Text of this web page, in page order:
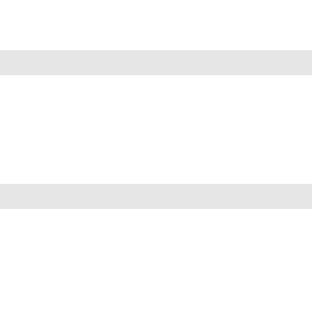
باشد به چه کسانی پیشنهاد
مجموعه‌ای بخوانید که از لحظه‌های عادی، موقعیت‌هایی
بر یک تصمیم، یک اشتباه یا یک دیدار تمرکز می‌کنند و
با حال‌وهوای هم‌زمان جذاب، غم‌انگیز، گزنده و تا اندازه‌ای
را از مسیر روابط انسانی، انتخاب‌های ناگهانی و عاطفه‌های